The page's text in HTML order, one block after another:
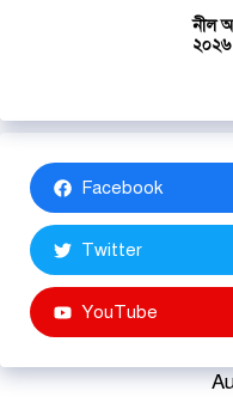
নীল
২০২৬
Facebook
Twitter
YouTube